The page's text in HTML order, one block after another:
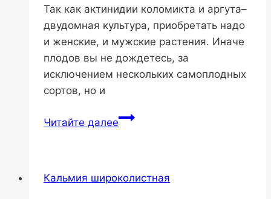
Так как актинидии коломикта и аргута–
двудомная культура, приобретать надо
и женские, и мужские растения. Иначе
плодов вы не дождетесь, за
исключением нескольких самоплодных
сортов, но и
Читайте далееАктинидии
посадка
Кальмия широколистная